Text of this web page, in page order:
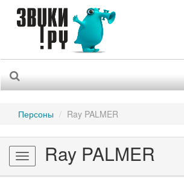
Персоны Ray PALMER
Toggle
navigation
Ray PALMER